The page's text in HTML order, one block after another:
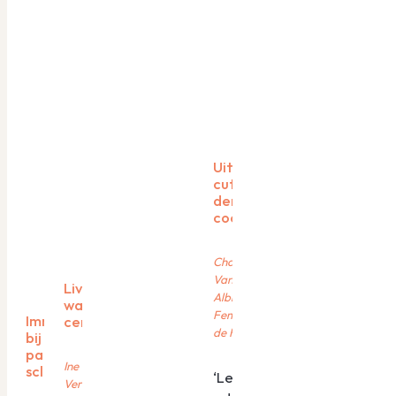
Immunotherapie
bij
paraneoplastische
sclerodermie
Livedo racemosa als
waarschuwing voor
cerebraal infarct
Ine Romaen, Valerie
Verstraeten, Sharon
Uitgebreide
cutane vasculitis:
denk aan
cocaïnegebruik
Charlotte
Vanderstraeten,
Albrecht Betrains,
Femke Meynen, Petra
de Haes
‘Levamisole-